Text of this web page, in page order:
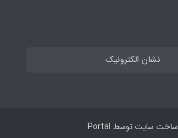
نشان الکترونیک
ساخت سایت توسط Portal